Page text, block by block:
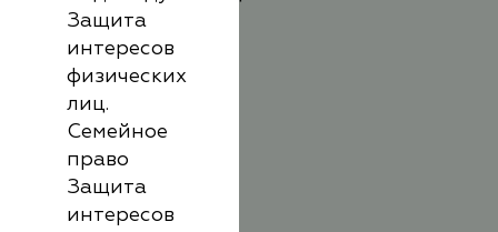
Защита
интересов
физических
лиц.
Семейное
право
Защита
интересов